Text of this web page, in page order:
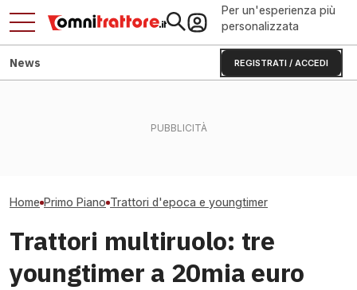
Per un'esperienza più
personalizzata
REGISTRATI / ACCEDI
News
Home Primo Piano Trattori d'epoca e youngtimer
Trattori multiruolo: tre
youngtimer a 20mia euro